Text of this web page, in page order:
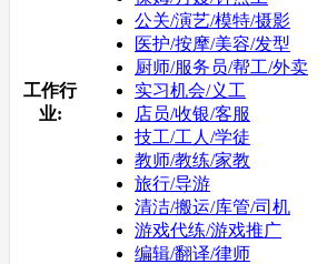
工作行
业:
公关/演艺/模特/摄影
医护/按摩/美容/发型
厨师/服务员/帮工/外卖
实习机会/义工
店员/收银/客服
技工/工人/学徒
教师/教练/家教
旅行/导游
清洁/搬运/库管/司机
游戏代练/游戏推广
编辑/翻译/律师